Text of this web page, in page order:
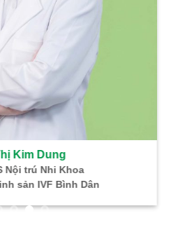
Kim Dung
Nội trú Nhi Khoa
sản IVF Bình Dân